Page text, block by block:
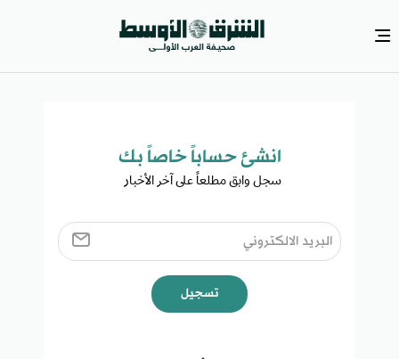
انشئ حساباً خاصاً بك​
سجل وابق مطلعاً على آخر الأخبار ​
تسجيل